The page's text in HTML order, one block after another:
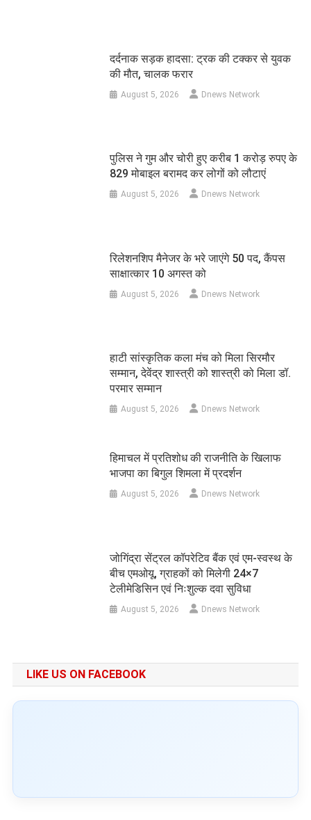
दर्दनाक सड़क हादसा: ट्रक की टक्कर से युवक
की मौत, चालक फरार
August 5, 2026 Dnews Network
पुलिस ने गुम और चोरी हुए करीब 1 करोड़ रुपए के
829 मोबाइल बरामद कर लोगों को लौटाएं
August 5, 2026 Dnews Network
रिलेशनशिप मैनेजर के भरे जाएंगे 50 पद, कैंपस
साक्षात्कार 10 अगस्त को
August 5, 2026 Dnews Network
हाटी सांस्कृतिक कला मंच को मिला सिरमौर
सम्मान, देवेंद्र शास्त्री को शास्त्री को मिला डॉ.
परमार सम्मान
August 5, 2026 Dnews Network
हिमाचल में प्रतिशोध की राजनीति के खिलाफ
भाजपा का बिगुल शिमला में प्रदर्शन
August 5, 2026 Dnews Network
जोगिंद्रा सेंट्रल कॉपरेटिव बैंक एवं एम-स्वस्थ के
बीच एमओयू, ग्राहकों को मिलेगी 24×7
टेलीमेडिसिन एवं निःशुल्क दवा सुविधा
August 5, 2026 Dnews Network
LIKE US ON FACEBOOK